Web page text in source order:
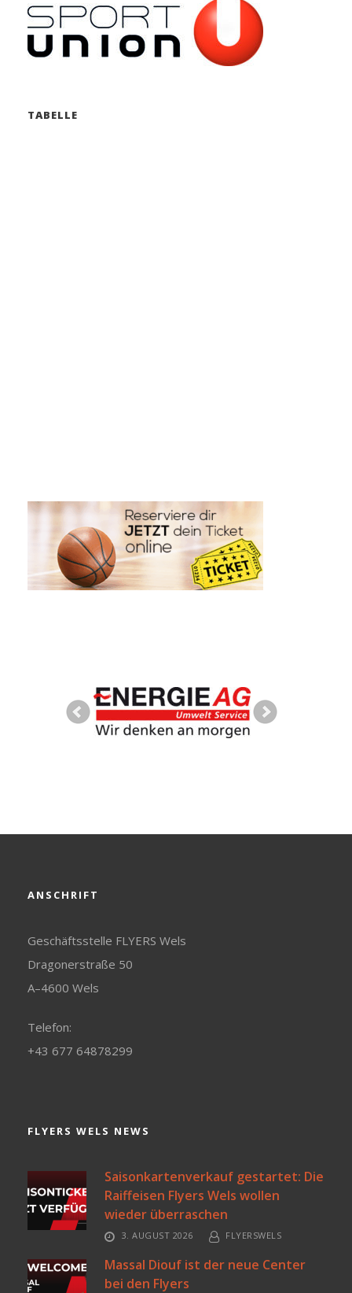
TABELLE
ANSCHRIFT
Geschäftsstelle FLYERS Wels
Dragonerstraße 50
A–4600 Wels
Telefon:
+43 677 64878299
FLYERS WELS NEWS
Saisonkartenverkauf gestartet: Die
Raiffeisen Flyers Wels wollen
wieder überraschen
3. AUGUST 2026 FLYERSWELS
Massal Diouf ist der neue Center
bei den Flyers